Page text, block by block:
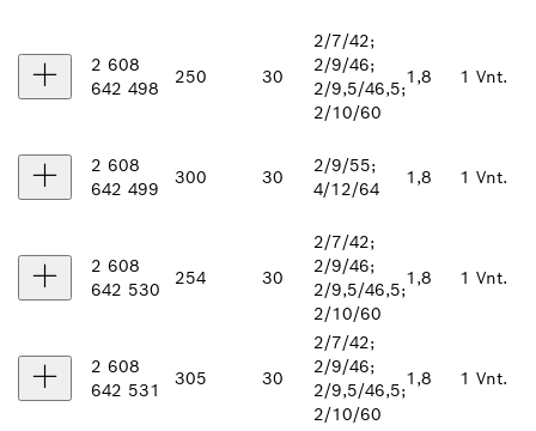
2 608
642 498
250 30
2/7/42;
2/9/46;
2/9,5/46,5;
2/10/60
1,8 1 Vnt.
2 608
642 499
300 30
2/9/55;
4/12/64
1,8 1 Vnt.
2 608
642 530
254 30
2/7/42;
2/9/46;
2/9,5/46,5;
2/10/60
1,8 1 Vnt.
2 608
642 531
305 30
2/7/42;
2/9/46;
2/9,5/46,5;
2/10/60
1,8 1 Vnt.